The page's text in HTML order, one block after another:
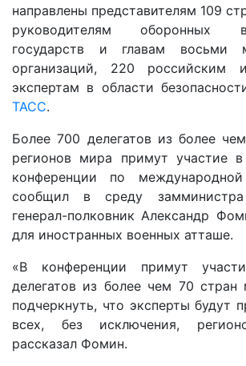
направлены представителям 109
руководителям оборонных
государств и главам восьми
организаций, 220 российским
экспертам в области
ТАСС.
Более 700 делегатов из более
регионов мира примут участие
конференции по международной
сообщил в среду
генерал-полковник Александр
для иностранных военных атташе.
«В конференции примут
делегатов из более чем 70
подчеркнуть, что эксперты будут
всех, без исключения,
рассказал Фомин.